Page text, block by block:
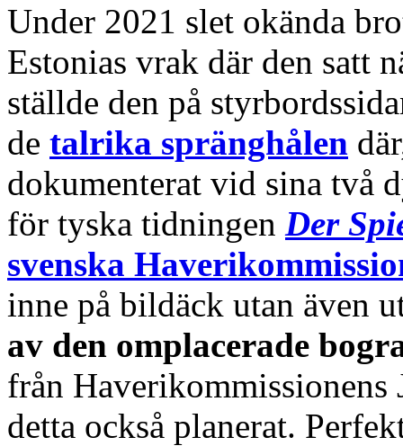
Under 2021 slet okända
Estonias vrak där den satt
ställde den på
de talrika spränghålen
dokumenterat vid sina två
för tyska tidningen Der
svenska
inne på bildäck utan även
av den omplacerade
från
detta också planerat.